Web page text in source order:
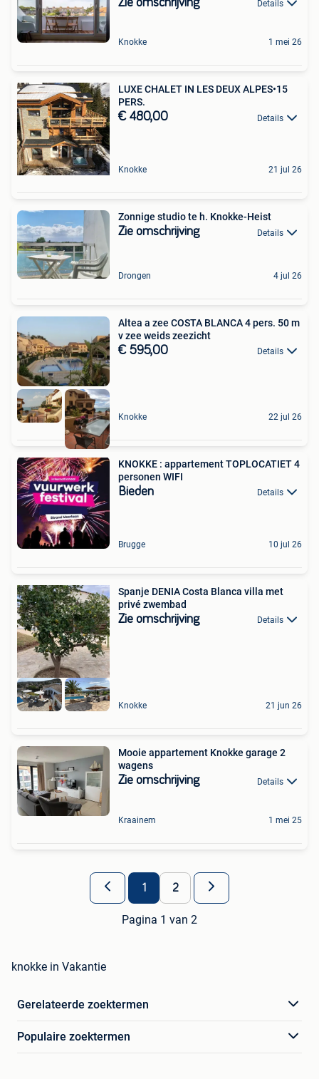
Zie omschrijving Details
Knokke 1 mei 26
LUXE CHALET IN LES DEUX ALPES•15
PERS.
€ 480,00 Details
Knokke 21 jul 26
Zonnige studio te h. Knokke-Heist
Zie omschrijving Details
Drongen 4 jul 26
Altea a zee COSTA BLANCA 4 pers. 50 m
v zee weids zeezicht
€ 595,00 Details
Knokke 22 jul 26
KNOKKE : appartement TOPLOCATIET 4
personen WIFI
Bieden Details
Brugge 10 jul 26
Spanje DENIA Costa Blanca villa met
privé zwembad
Zie omschrijving Details
Knokke 21 jun 26
Mooie appartement Knokke garage 2
wagens
Zie omschrijving Details
Kraainem 1 mei 25
1 2
Pagina 1 van 2
knokke in Vakantie
Gerelateerde zoektermen
Populaire zoektermen